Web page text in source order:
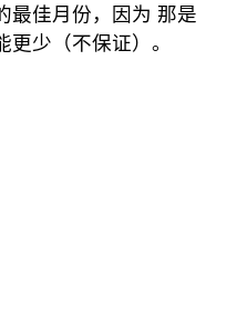
最佳月份，因为 那是
少（不保证）。